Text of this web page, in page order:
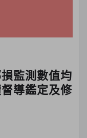
監測數值均
導鑑定及修